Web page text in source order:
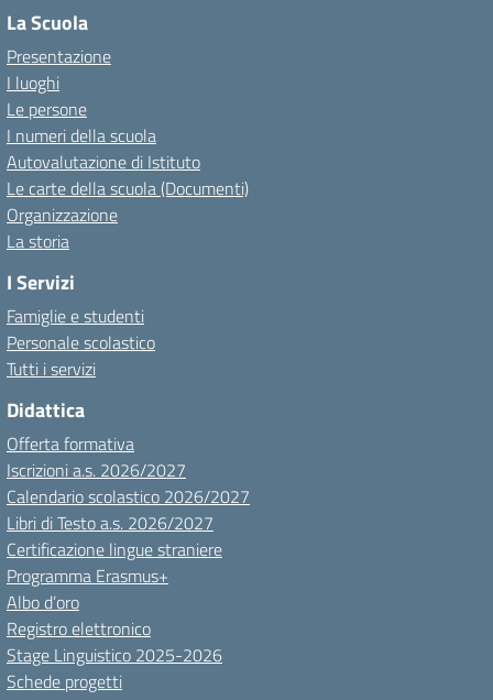
La Scuola
Presentazione
I luoghi
Le persone
I numeri della scuola
Autovalutazione di Istituto
Le carte della scuola (Documenti)
Organizzazione
La storia
I Servizi
Famiglie e studenti
Personale scolastico
Tutti i servizi
Didattica
Offerta formativa
Iscrizioni a.s. 2026/2027
Calendario scolastico 2026/2027
Libri di Testo a.s. 2026/2027
Certificazione lingue straniere
Programma Erasmus+
Albo d’oro
Registro elettronico
Stage Linguistico 2025-2026
Schede progetti